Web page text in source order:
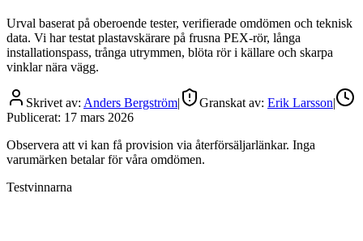
Urval baserat på oberoende tester, verifierade omdömen och teknisk
data. Vi har testat plastavskärare på frusna PEX-rör, långa
installationspass, trånga utrymmen, blöta rör i källare och skarpa
vinklar nära vägg.
Skrivet av: Anders Bergström| Granskat av: Erik Larsson|
Publicerat: 17 mars 2026
Observera att vi kan få provision via återförsäljarlänkar. Inga
varumärken betalar för våra omdömen.
Testvinnarna